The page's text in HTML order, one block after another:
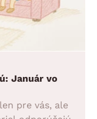
Január vo
pre vás, ale